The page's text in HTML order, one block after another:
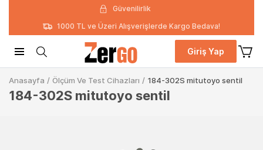
Güvenilirlik
1000 TL ve Üzeri Alışverişlerde Kargo Bedava!
Giriş Yap
Anasayfa / Ölçüm Ve Test Cihazları / 184-302S mitutoyo sentil
184-302S mitutoyo sentil